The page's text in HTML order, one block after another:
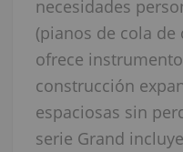
necesidades
(pianos de cola de
ofrece
construcción
espaciosas sin
serie Grand